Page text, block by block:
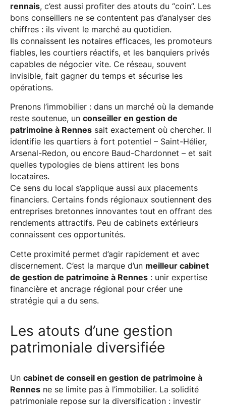
rennais, c’est aussi profiter des atouts du “coin”. Les
bons conseillers ne se contentent pas d’analyser des
chiffres : ils vivent le marché au quotidien.
Ils connaissent les notaires efficaces, les promoteurs
fiables, les courtiers réactifs, et les banquiers privés
capables de négocier vite. Ce réseau, souvent
invisible, fait gagner du temps et sécurise les
opérations.
Prenons l’immobilier : dans un marché où la demande
reste soutenue, un conseiller en gestion de
patrimoine à Rennessait exactement où chercher. Il
identifie les quartiers à fort potentiel – Saint-Hélier,
Arsenal-Redon, ou encore Baud-Chardonnet – et sait
quelles typologies de biens attirent les bons
locataires.
Ce sens du local s’applique aussi aux placements
financiers. Certains fonds régionaux soutiennent des
entreprises bretonnes innovantes tout en offrant des
rendements attractifs. Peu de cabinets extérieurs
connaissent ces opportunités.
Cette proximité permet d’agir rapidement et avec
discernement. C’est la marque d’un meilleur cabinet
de gestion de patrimoine à Rennes: unir expertise
financière et ancrage régional pour créer une
stratégie qui a du sens.
Les atouts d’une gestion
patrimoniale diversifiée
Un cabinet de conseil en gestion de patrimoine à
Rennesne se limite pas à l’immobilier. La solidité
patrimoniale repose sur la diversification : investir